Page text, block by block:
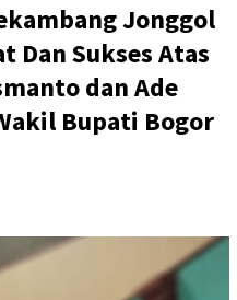
Jonggol
Dan Sukses Atas
dan Ade
Bupati Bogor